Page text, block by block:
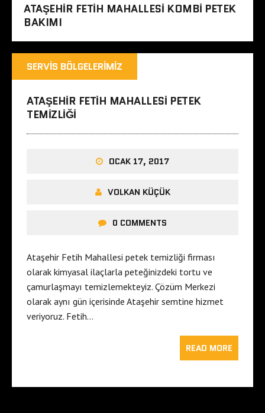
ATAŞEHIR FETIH MAHALLESI KOMBI PETEK
BAKIMI
SERVIS BÖLGELERIMIZ
ATAŞEHIR FETIH MAHALLESI PETEK
TEMIZLIĞI
OCAK 17, 2017
VOLKAN KÜÇÜK
0 COMMENTS
Ataşehir Fetih Mahallesi petek temizliği firması
olarak kimyasal ilaçlarla peteğinizdeki tortu ve
çamurlaşmayı temizlemekteyiz. Çözüm Merkezi
olarak aynı gün içerisinde Ataşehir semtine hizmet
veriyoruz. Fetih…
READ MORE